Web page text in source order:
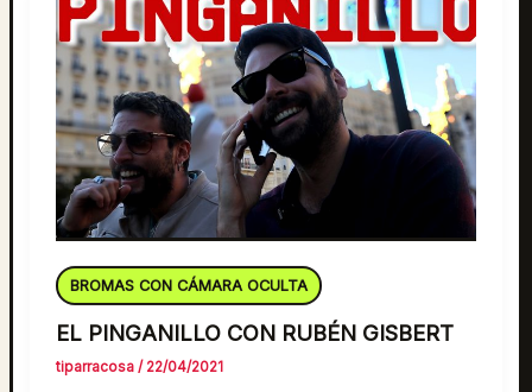
BROMAS CON CÁMARA OCULTA
EL PINGANILLO CON RUBÉN GISBERT
tiparracosa/ 22/04/2021